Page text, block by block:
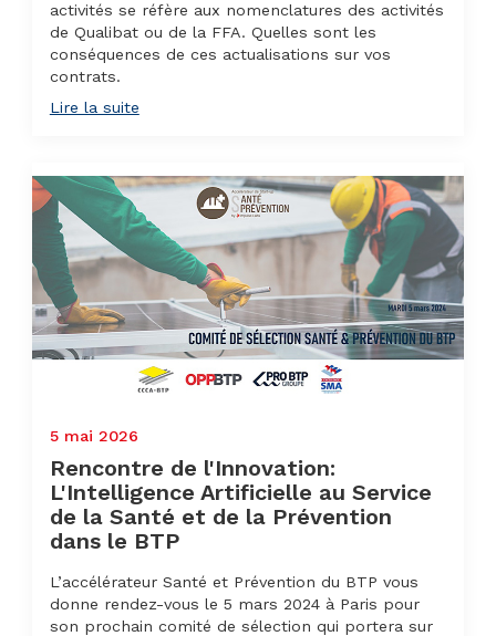
activités se réfère aux nomenclatures des activités
de Qualibat ou de la FFA. Quelles sont les
conséquences de ces actualisations sur vos
contrats.
Lire la suite
5 mai 2026
Rencontre de l'Innovation:
L'Intelligence Artificielle au Service
de la Santé et de la Prévention
dans le BTP
L’accélérateur Santé et Prévention du BTP vous
donne rendez-vous le 5 mars 2024 à Paris pour
son prochain comité de sélection qui portera sur